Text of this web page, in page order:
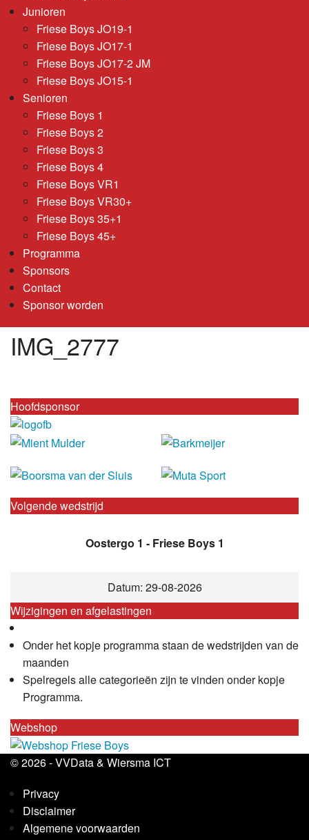
Junioren
Friese Boys JO19-1
Friese Boys JO17-1
Friese Boys JO17-2 JM
Friese Boys JO15-1
Senioren
Friese Boys 1
Friese Boys 2
Friese Boys 3
Friese Boys 4
Friese Boys VR1
Friese Boys VR30+
Friese Boys 35+1
Friese Boys 45+
Programma
Sponsors
Contact
Sponsor worden
IMG_2777
Hoofdsponsor
Volgende wedstrijd
Oostergo 1 - Friese Boys 1
Datum: 29-08-2026
Wijzigingen en afgelastingen
Onder het kopje programma staan de wedstrijden van de
maanden
Spelregels alle categorieën zijn te vinden onder kopje
Programma.
Webshop
© 2026 -VVData& Wiersma ICT
Privacy
Disclaimer
Algemene voorwaarden